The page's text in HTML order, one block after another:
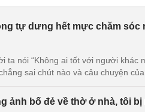
tự dưng hết mực chăm sóc
ta nói “Không ai tốt với người khác
sai chút nào và câu chuyện
ảnh bố đẻ về thờ ở nhà, tôi